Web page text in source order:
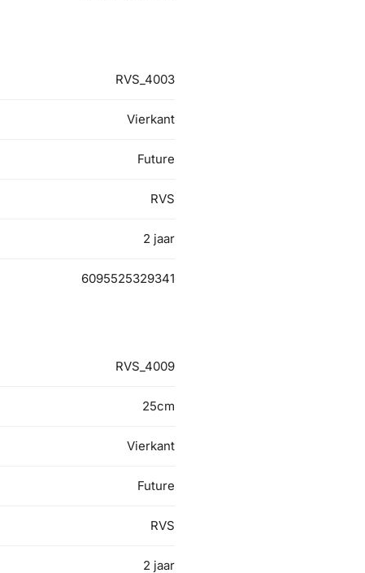
RVS_4003
Vierkant
Future
RVS
2 jaar
6095525329341
RVS_4009
25cm
Vierkant
Future
RVS
2 jaar